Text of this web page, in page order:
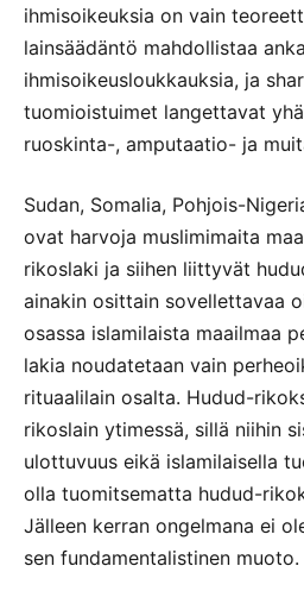
ihmisoikeuksia on vain
lainsäädäntö mahdollistaa
ihmisoikeusloukkauksia, ja
tuomioistuimet langettavat
ruoskinta-, amputaatio- ja
Sudan, Somalia, Pohjois-
ovat harvoja muslimimaita
rikoslaki ja siihen liittyvät
ainakin osittain sovellettavaa
osassa islamilaista maailmaa
lakia noudatetaan vain
rituaalilain osalta. Hudud-
rikoslain ytimessä, sillä niihin
ulottuvuus eikä islamilaisella
olla tuomitsematta hudud-
Jälleen kerran ongelmana ei
sen fundamentalistinen muoto.